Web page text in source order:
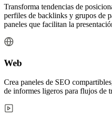
Transforma tendencias de
perfiles de backlinks y grupos de
paneles que facilitan la
Web
Crea paneles de SEO
de informes ligeros para flujos de